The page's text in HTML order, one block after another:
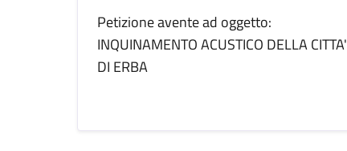
Petizione avente ad oggetto:
INQUINAMENTO ACUSTICO DELLA CITTA'
DI ERBA